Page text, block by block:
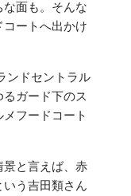
面も。そんな
ートへ出かけ
ンドセントラル
ガード下のス
フードコート
景と言えば、赤
う吉田類さん